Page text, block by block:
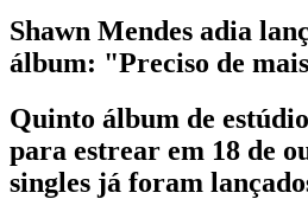
Shawn Mendes adia
álbum: "Preciso de
Quinto álbum de
para estrear em 18 de
singles já foram